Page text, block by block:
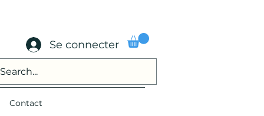
Se connecter
Contact